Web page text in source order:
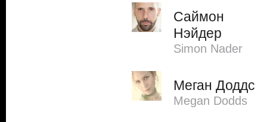
Саймон
Нэйдер
Simon Nader
Меган Доддс
Megan Dodds